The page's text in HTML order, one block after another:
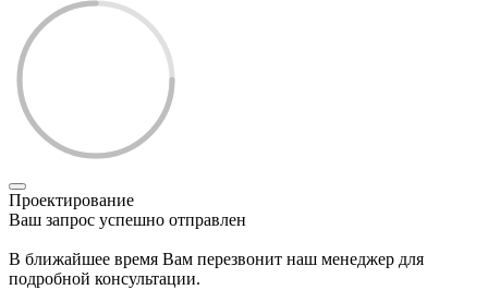
Проектирование
Ваш запрос успешно отправлен
В ближайшее время Вам перезвонит наш менеджер для
подробной консультации.